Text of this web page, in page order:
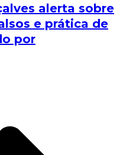
alerta sobre
e prática de
por